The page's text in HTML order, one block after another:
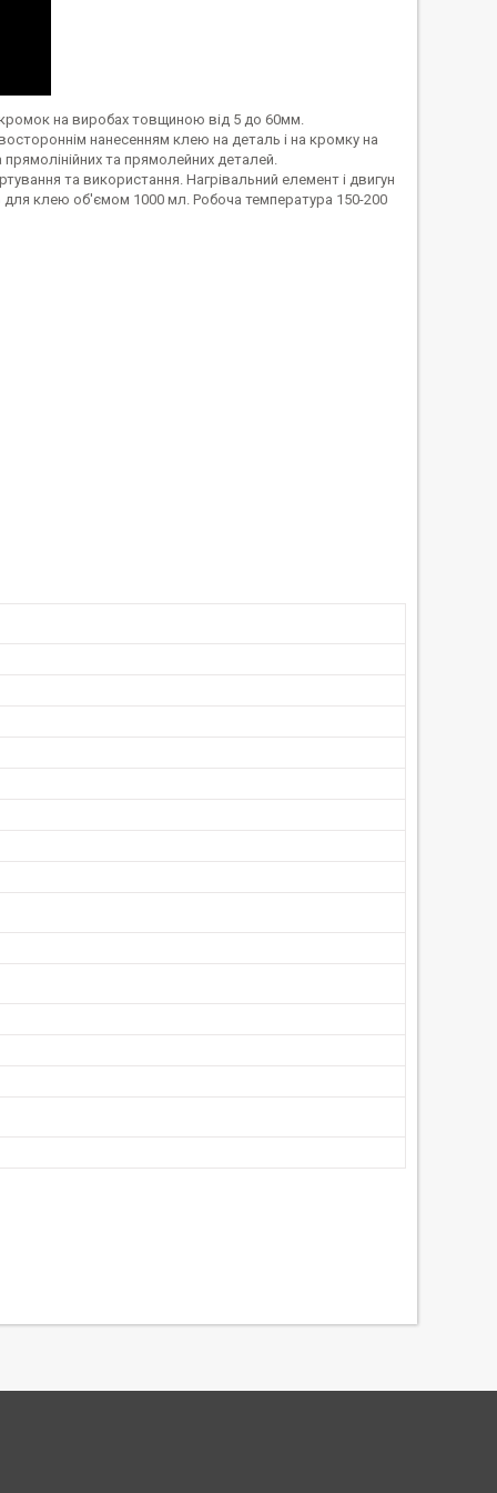
на виробах товщиною від 5 до 60мм.
нанесенням клею на деталь і на кромку на
та прямолейних деталей.
та використання. Нагрівальний елемент і двигун
клею об'ємом 1000 мл. Робоча температура 150-200